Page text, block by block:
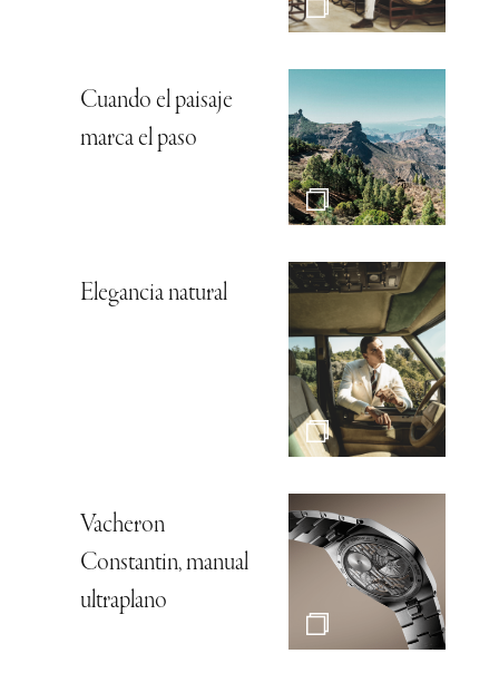
Cuando el paisaje
marca el paso
Elegancia natural
Vacheron
Constantin, manual
ultraplano